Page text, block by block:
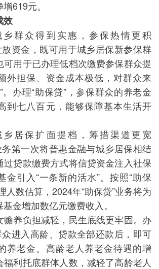
619元。
效
众得到实惠，参保热情更积
放资金，既可用于城乡居保新参保群
可用于已办理低档次缴费参保群众提
外担保、资金成本极低，对群众来
。办理“助保贷”，参保群众的养老金
到七八百元，能够保障基本生活开
保扩面提档，筹措渠道更宽
务第一次将普惠金融与城乡居保相结
过贷款缴费方式将信贷资金注入社保
金引入“一条新的活水”。按照“助保
人数估算，2024年“助保贷”业务将为
金增加数亿元缴费收入。
养负担减轻，民生底线更牢固。办
众进入高龄、贷款全部还款后，即可
养老金。高龄老人养老金待遇的增
福利托底群体人数，减轻了高龄老人